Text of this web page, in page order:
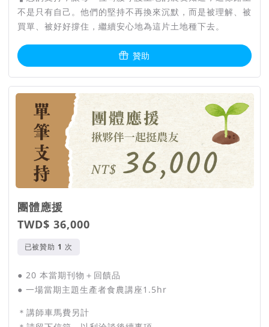
不是只有自己。他們的堅持不再換來沉默，而是被理解、被
買單、被好好撐住，繼續安心地為這片土地種下去。
贊助
團體應援
TWD$ 36,000
已被贊助 次
● 20 本當期刊物＋回饋品
● 一場當期主題生產者食農講座1.5hr
＊講師車馬費另計